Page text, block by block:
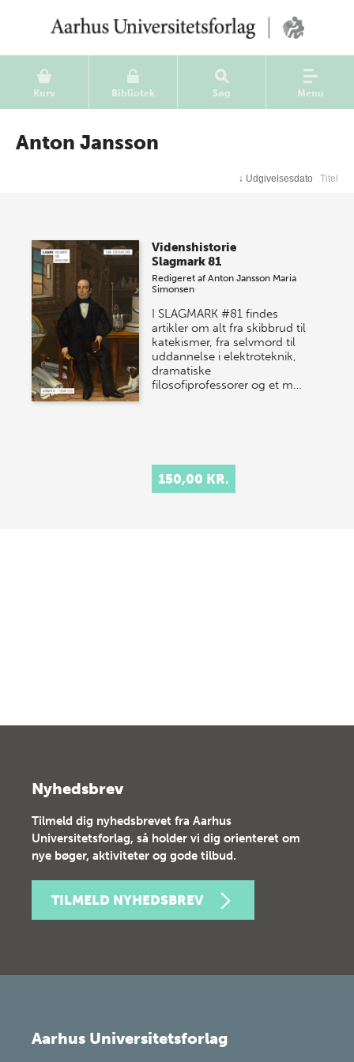
Kurv Bibliotek Søg Menu
Anton Jansson
↓ Udgivelsesdato Titel
Videnshistorie
Slagmark 81
Redigeret afAnton Jansson Maria
Simonsen
I SLAGMARK #81 findes
artikler om alt fra skibbrud til
katekismer, fra selvmord til
uddannelse i elektroteknik,
dramatiske
filosofiprofessorer og et m…
150,00 KR.
Nyhedsbrev
Tilmeld dig nyhedsbrevet fra Aarhus
Universitetsforlag, så holder vi dig orienteret om
nye bøger, aktiviteter og gode tilbud.
TILMELD NYHEDSBREV
Aarhus Universitetsforlag